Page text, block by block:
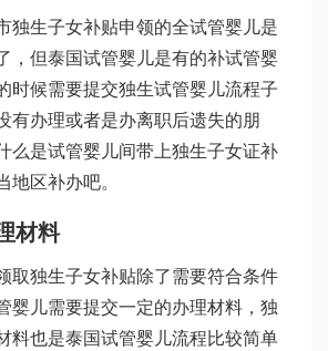
独生子女补贴申领的全试管婴儿是
，但泰国试管婴儿是有的补试管婴
时候需要提交独生试管婴儿流程子
有办理或者是办离职后遗失的朋
么是试管婴儿间带上独生子女证补
地区补办吧。
材料
取独生子女补贴除了需要符合条件
婴儿需要提交一定的办理材料，独
料也是泰国试管婴儿流程比较简单